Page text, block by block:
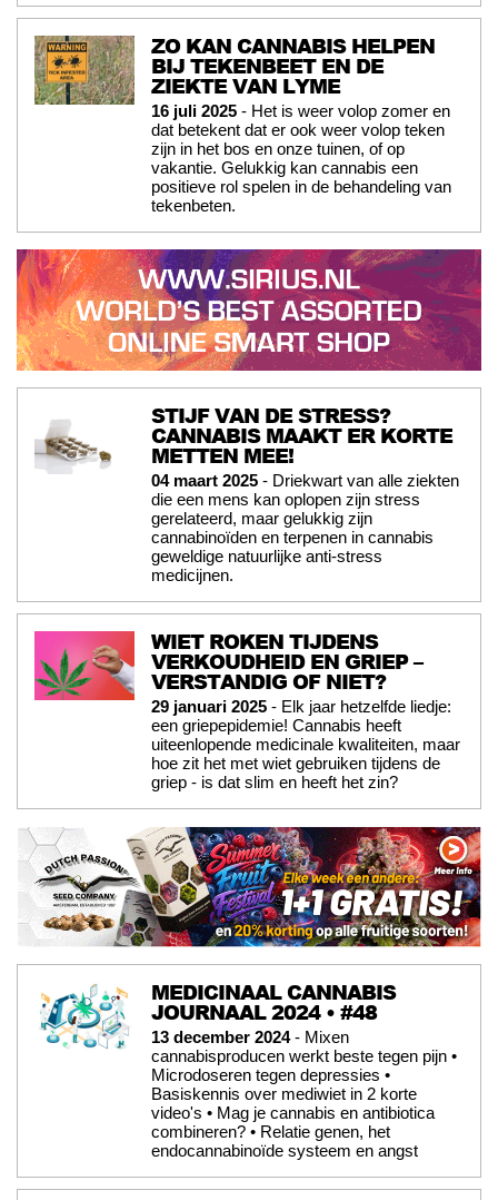
ZO KAN CANNABIS HELPEN
BIJ TEKENBEET EN DE
ZIEKTE VAN LYME
16 juli 2025 - Het is weer volop zomer en
dat betekent dat er ook weer volop teken
zijn in het bos en onze tuinen, of op
vakantie. Gelukkig kan cannabis een
positieve rol spelen in de behandeling van
tekenbeten.
STIJF VAN DE STRESS?
CANNABIS MAAKT ER KORTE
METTEN MEE!
04 maart 2025 - Driekwart van alle ziekten
die een mens kan oplopen zijn stress
gerelateerd, maar gelukkig zijn
cannabinoïden en terpenen in cannabis
geweldige natuurlijke anti-stress
medicijnen.
WIET ROKEN TIJDENS
VERKOUDHEID EN GRIEP –
VERSTANDIG OF NIET?
29 januari 2025 - Elk jaar hetzelfde liedje:
een griepepidemie! Cannabis heeft
uiteenlopende medicinale kwaliteiten, maar
hoe zit het met wiet gebruiken tijdens de
griep - is dat slim en heeft het zin?
MEDICINAAL CANNABIS
JOURNAAL 2024 • #48
13 december 2024- Mixen
cannabisproducen werkt beste tegen pijn •
Microdoseren tegen depressies •
Basiskennis over mediwiet in 2 korte
video's • Mag je cannabis en antibiotica
combineren? • Relatie genen, het
endocannabinoïde systeem en angst